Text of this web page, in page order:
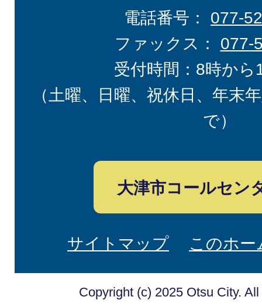
電話番号： 077-
ファックス： 077-
受付時間：8時から
（土曜、日曜、祝休日、年末
で）
大津市コールセン
サイトマップ このホ
Copyright (c) 2025 Otsu City.